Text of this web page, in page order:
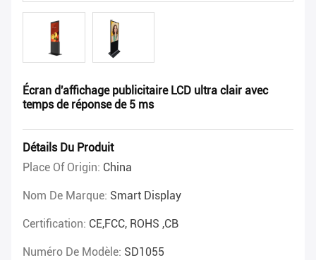
Écran d'affichage publicitaire LCD ultra clair avec
temps de réponse de 5 ms
Détails Du Produit
Place Of Origin: China
Nom De Marque: Smart Display
Certification: CE,FCC, ROHS ,CB
Numéro De Modèle: SD1055